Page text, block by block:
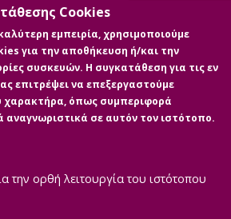
(ΕΚΕ)
Η υγιεινή διατροφή αποτελεί βασικό
ευζωίας. Σχετίζεται με την
Τρίτης Ηλικίας, που την επιλέγουν
αντικείμενα στα οποία τους ενδιαφέρει
προγραμμάτων διά βίου μάθησης, τα
στη χώρα μας. Με την παρούσα
πρόταση ενός εκπαιδευτικού
«Διατροφή κ...
Cookies
εμπειρία, χρησιμοποιούμε
για την αποθήκευση ή/και την
συσκευών. Η συγκατάθεση για τις εν
επιτρέψει να επεξεργαστούμε
χαρακτήρα, όπως συμπεριφορά
αναγνωριστικά σε αυτόν τον ιστότοπο.
την ορθή λειτουργία του ιστότοπου